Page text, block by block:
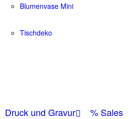
Blumenvase Mini
Tischdeko
Druck und Gravur % Sales